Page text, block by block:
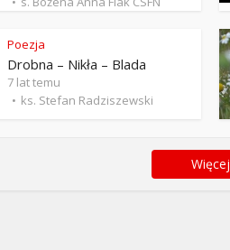
Poezja
Drobna – Nikła – Blada
7 lat temu
ks. Stefan Radziszewski
Więcej